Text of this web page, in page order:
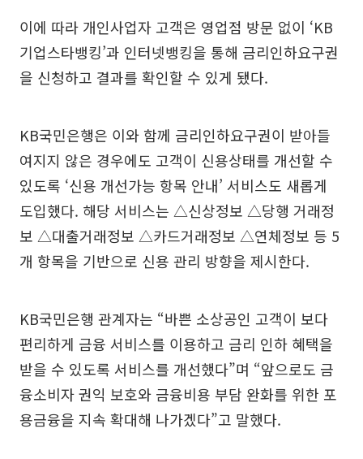
이에 따라 개인사업자 고객은 영업점 방문 없이 ‘KB
기업스타뱅킹’과 인터넷뱅킹을 통해 금리인하요구권
을 신청하고 결과를 확인할 수 있게 됐다.
KB국민은행은 이와 함께 금리인하요구권이 받아들
여지지 않은 경우에도 고객이 신용상태를 개선할 수
있도록 ‘신용 개선가능 항목 안내’ 서비스도 새롭게
도입했다. 해당 서비스는 △신상정보 △당행 거래정
보 △대출거래정보 △카드거래정보 △연체정보 등 5
개 항목을 기반으로 신용 관리 방향을 제시한다.
KB국민은행 관계자는 “바쁜 소상공인 고객이 보다
편리하게 금융 서비스를 이용하고 금리 인하 혜택을
받을 수 있도록 서비스를 개선했다”며 “앞으로도 금
융소비자 권익 보호와 금융비용 부담 완화를 위한 포
용금융을 지속 확대해 나가겠다”고 말했다.